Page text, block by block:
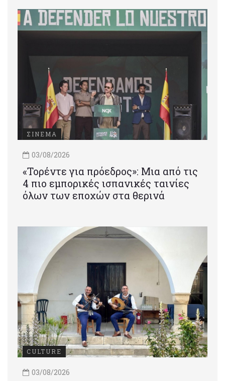
ΣΙΝΕΜΑ
03/08/2026
«Τορέντε για πρόεδρος»: Mια από τις
4 πιο εμπορικές ισπανικές ταινίες
όλων των εποχών στα θερινά
CULTURE
03/08/2026